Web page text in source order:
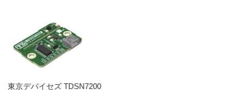
東京デバイセズ TDSN7200